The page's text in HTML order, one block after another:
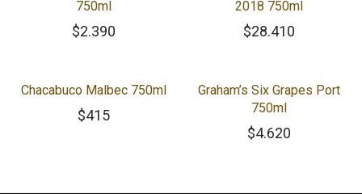
750ml
$2.390
2018 750ml
$28.410
Chacabuco Malbec 750ml
$415
Graham’s Six Grapes Port
750ml
$4.620